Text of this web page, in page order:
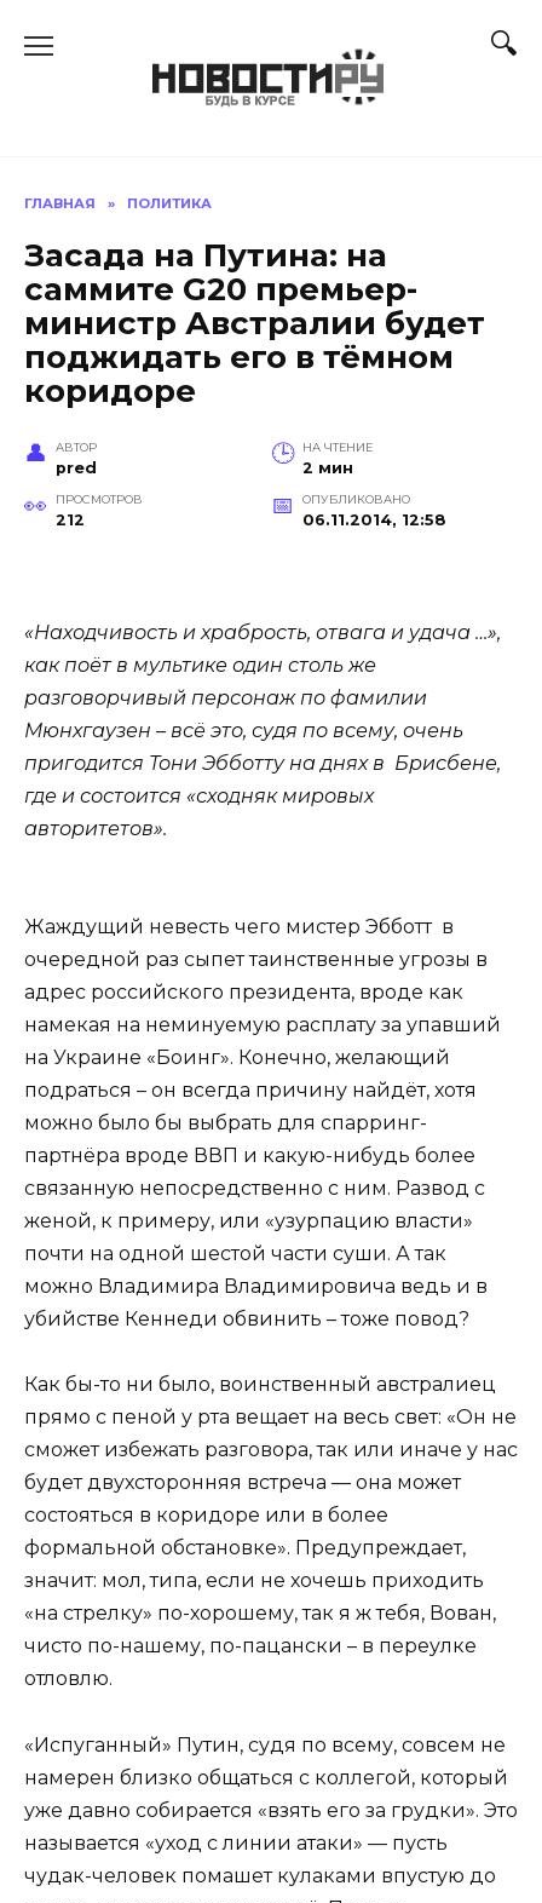
ГЛАВНАЯ » ПОЛИТИКА
Засада на Путина: на
саммите G20 премьер-
министр Австралии будет
поджидать его в тёмном
коридоре
АВТОР
pred
НА ЧТЕНИЕ
2 мин
ПРОСМОТРОВ
212
ОПУБЛИКОВАНО
06.11.2014, 12:58
«Находчивость и храбрость, отвага и удача …»,
как поёт в мультике один столь же
разговорчивый персонаж по фамилии
Мюнхгаузен – всё это, судя по всему, очень
пригодится Тони Эбботту на днях в Брисбене,
где и состоится «сходняк мировых
авторитетов».
Жаждущий невесть чего мистер Эбботт в
очередной раз сыпет таинственные угрозы в
адрес российского президента, вроде как
намекая на неминуемую расплату за упавший
на Украине «Боинг». Конечно, желающий
подраться – он всегда причину найдёт, хотя
можно было бы выбрать для спарринг-
партнёра вроде ВВП и какую-нибудь более
связанную непосредственно с ним. Развод с
женой, к примеру, или «узурпацию власти»
почти на одной шестой части суши. А так
можно Владимира Владимировича ведь и в
убийстве Кеннеди обвинить – тоже повод?
Как бы-то ни было, воинственный австралиец
прямо с пеной у рта вещает на весь свет: «Он не
сможет избежать разговора, так или иначе у нас
будет двухсторонняя встреча — она может
состояться в коридоре или в более
формальной обстановке». Предупреждает,
значит: мол, типа, если не хочешь приходить
«на стрелку» по-хорошему, так я ж тебя, Вован,
чисто по-нашему, по-пацански – в переулке
отловлю.
«Испуганный» Путин, судя по всему, совсем не
намерен близко общаться с коллегой, который
уже давно собирается «взять его за грудки». Это
называется «уход с линии атаки» — пусть
чудак-человек помашет кулаками впустую до